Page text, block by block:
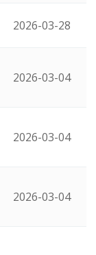
2026-03-28
2026-03-04
2026-03-04
2026-03-04